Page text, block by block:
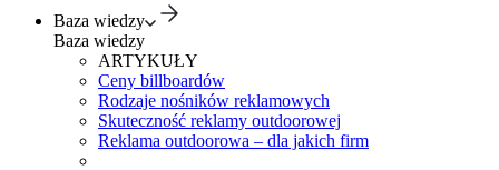
Baza wiedzy
Baza wiedzy
ARTYKUŁY
Ceny billboardów
Rodzaje nośników reklamowych
Skuteczność reklamy outdoorowej
Reklama outdoorowa – dla jakich firm